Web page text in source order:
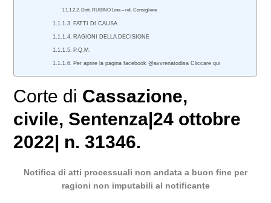
Dott. RUBINO Lina – rel. Consigliere
FATTI DI CAUSA
RAGIONI DELLA DECISIONE
P.Q.M.
Per aprire la pagina facebook @avvrenatodisa Cliccare qui
Corte di Cassazione,
civile, Sentenza|24 ottobre
2022| n. 31346.
Notifica di atti processuali non andata a buon fine per
ragioni non imputabili al notificante